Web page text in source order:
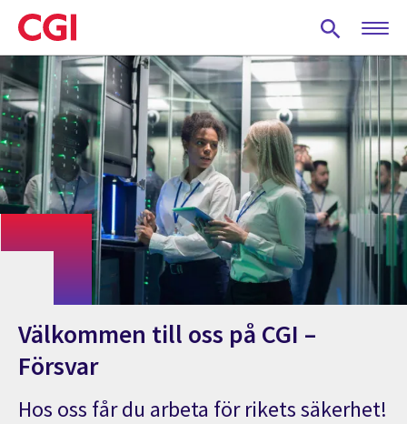
Skip
to
main
content
Välkommen till oss på CGI –
Försvar
Hos oss får du arbeta för rikets säkerhet!